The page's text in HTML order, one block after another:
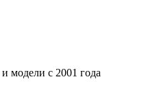
модели с 2001 года